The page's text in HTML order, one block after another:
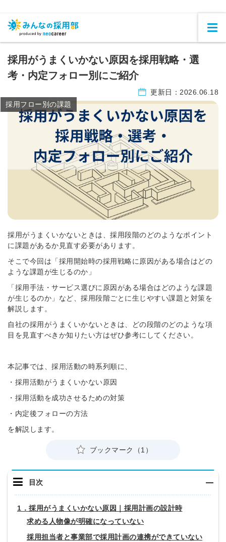
採用がうまくいかない原因を採用戦略・選
考・内定フォロー別にご紹介
更新日： 2026.06.18
採用フロー別の課題
採用がうまくいかないときは、採用段階のどのようなポイント
に課題があるか見直す必要があります。
そこで今回は「採用開始時の採用戦略に原因がある場合はどの
ような課題が生じるのか」
「採用手法・サービス選びに原因がある場合はどのような課題
が生じるのか」など、採用段階ごとに生じやすい課題と対策を
解説します。
自社の採用がうまくいかないときは、どの段階のどのような項
目を見直すべきか知りたい方はぜひ参考にしてください。
本記事では、採用活動の時系列順に、
・採用活動がうまくいかない原因
・採用活動を成功させるための対策
・内定後フォローの方法
を解説します。
ブックマーク（1）
目次
1．採用がうまくいかない原因｜採用計画の設計時
求める人物像が明確になっていない
採用担当者と事業部で採用計画の連携ができていない